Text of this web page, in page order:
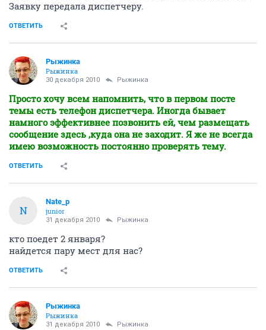
Заявку передала диспетчеру.
ОТВЕТИТЬ
Рыжинка
Рыжинка
30 декабря 2010 Рыжинка
Просто хочу всем напомнить, что в первом посте
темы есть телефон диспетчера. Иногда бывает
намного эффективнее позвонить ей, чем размещать
сообщение здесь ,куда она не заходит. Я же не всегда
имею возможность постоянно проверять тему.
ОТВЕТИТЬ
N
Nate_p
junior
31 декабря 2010 Рыжинка
кто поедет 2 января?
найдется пару мест для нас?
ОТВЕТИТЬ
Рыжинка
Рыжинка
31 декабря 2010 Рыжинка